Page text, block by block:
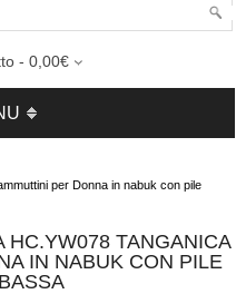
- 0,00€
per Donna in nabuk con pile
HC.YW078 TANGANICA
IN NABUK CON PILE